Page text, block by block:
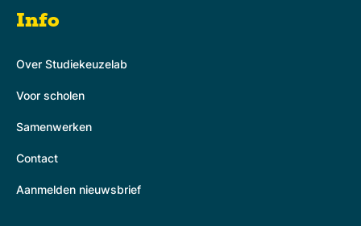
Info
Over Studiekeuzelab
Voor scholen
Samenwerken
Contact
Aanmelden nieuwsbrief